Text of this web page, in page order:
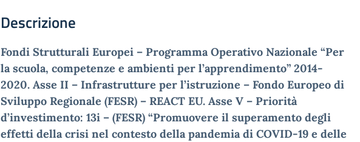
Descrizione
Fondi Strutturali Europei – Programma Operativo Nazionale “Per
la scuola, competenze e ambienti per l’apprendimento” 2014-
2020. Asse II – Infrastrutture per l’istruzione – Fondo Europeo di
Sviluppo Regionale (FESR) – REACT EU. Asse V – Priorità
d’investimento: 13i – (FESR) “Promuovere il superamento degli
effetti della crisi nel contesto della pandemia di COVID-19 e delle